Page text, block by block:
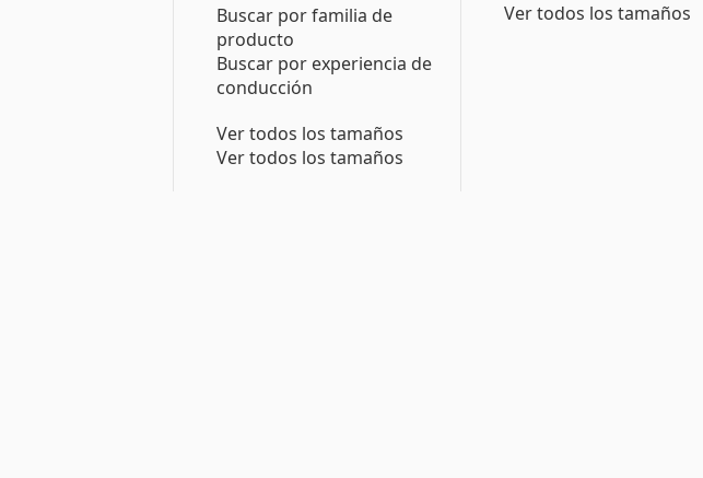
Buscar por familia de
producto
Buscar por experiencia de
conducción
Ver todos los tamaños
Ver todos los tamaños
Ver todos los tamaños